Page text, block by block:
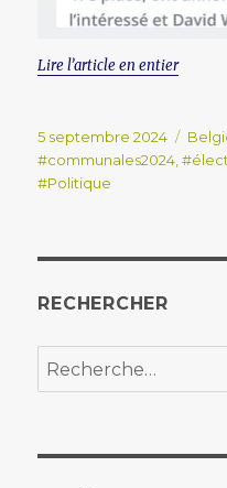
Lire l’article en entier
Publié
le
5 septembre 2024
#communales2024 ,
#Politique
RECHERCHER
Recherche
pour :